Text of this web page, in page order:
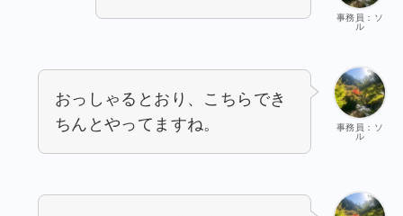
事務員：ソ
ル
事務員：ソ
ル
おっしゃるとおり、こちらでき
ちんとやってますね。